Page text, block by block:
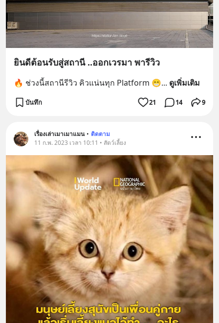
ยินดีต้อนรับสู่สถานี ..ออกเวรมา พารีวิว
🔥 ช่วงนี้สถานีรีวิว คิวแน่นทุก Platform 😁... ดูเพิ่มเติม
บันทึก 21 14 9
เรื่องเล่าเมาเมาแมน • ติดตาม
11 ก.พ. 2023 เวลา 10:11 • สัตว์เลี้ยง